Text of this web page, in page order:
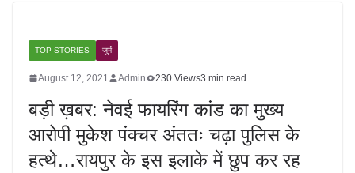
TOP STORIES जुर्म
August 12, 2021 Admin 230 Views3 min read
बड़ी ख़बर: नेवई फायरिंग कांड का मुख्य
आरोपी मुकेश पंक्चर अंततः चढ़ा पुलिस के
हत्थे…रायपुर के इस इलाके में छुप कर रह